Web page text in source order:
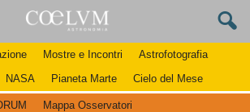
Mostre e Incontri
Astrofotografia
NASA Pianeta Marte Cielo del Mese
Mappa Osservatori